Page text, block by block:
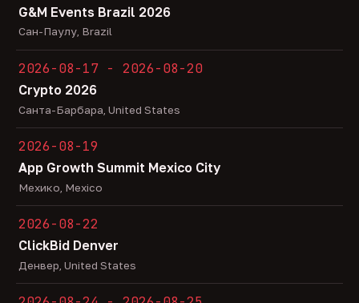
G&M Events Brazil 2026
Сан-Паулу, Brazil
2026-08-17 - 2026-08-20
Crypto 2026
Санта-Барбара, United States
2026-08-19
App Growth Summit Mexico City
Мехико, Mexico
2026-08-22
ClickBid Denver
Денвер, United States